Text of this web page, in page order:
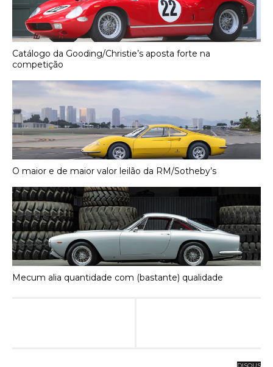
Catálogo da Gooding/Christie’s aposta forte na
competição
O maior e de maior valor leilão da RM/Sotheby’s
Mecum alia quantidade com (bastante) qualidade